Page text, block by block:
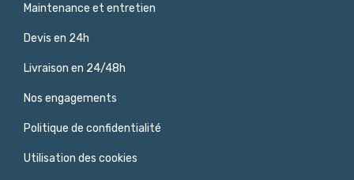
Maintenance et entretien
Devis en 24h
Livraison en 24/48h
Nos engagements
Politique de confidentialité
Utilisation des cookies